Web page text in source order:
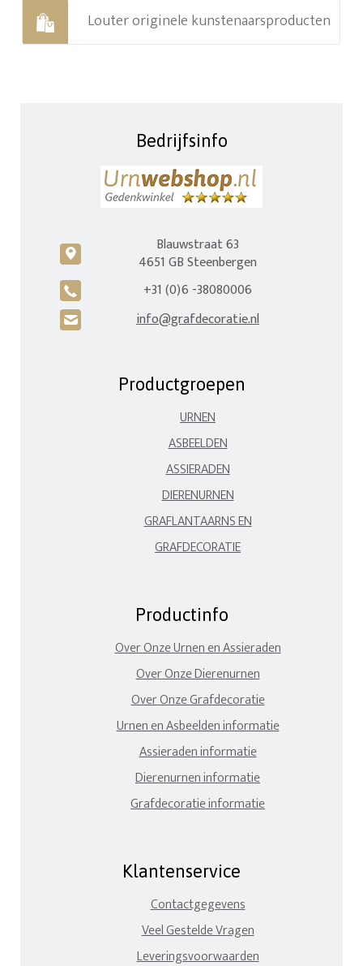
Louter originele kunstenaarsproducten
Bedrijfsinfo
c
Blauwstraat 63
4651 GB Steenbergen
A +31 (0)6 -38080006
H info@grafdecoratie.nl
Productgroepen
URNEN
ASBEELDEN
ASSIERADEN
DIERENURNEN
GRAFLANTAARNS EN
GRAFDECORATIE
Productinfo
Over Onze Urnen en Assieraden
Over Onze Dierenurnen
Over Onze Grafdecoratie
Urnen en Asbeelden informatie
Assieraden informatie
Dierenurnen informatie
Grafdecoratie informatie
Klantenservice
Contactgegevens
Veel Gestelde Vragen
Leveringsvoorwaarden